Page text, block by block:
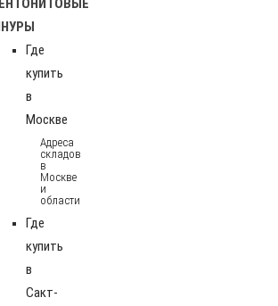
Где
купить
в
Москве
Адреса
складов
в
Москве
и
области
Где
купить
в
Сакт-